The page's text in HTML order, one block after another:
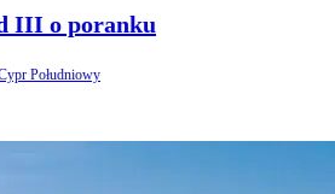
III o poranku
Południowy